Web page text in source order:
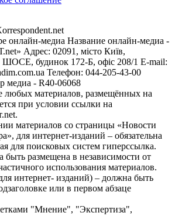
онлайн-медиа Название онлайн-медиа -
Адрес: 02091, місто Київ,
будинок 172-Б, офіс 208/1 E-mail:
Телефон: 044-205-43-00
медиа - R40-06068
любых материалов, размещённых на
при условии ссылки на
материалов со страницы «Новости
для интернет-изданий – обязательна
для поисковых систем гиперссылка.
быть размещена в независимости от
использования материалов.
интернет- изданий) – должна быть
или в первом абзаце
"Мнение", "Экспертиза",